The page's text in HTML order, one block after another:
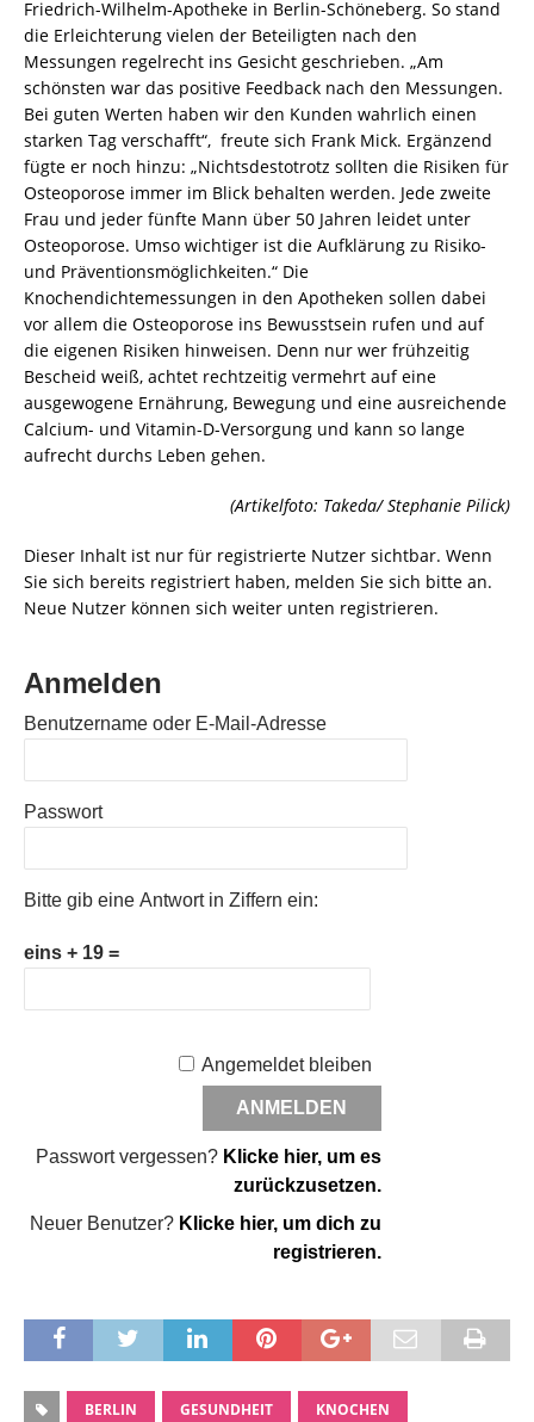
Friedrich-Wilhelm-Apotheke in Berlin-Schöneberg. So stand
die Erleichterung vielen der Beteiligten nach den
Messungen regelrecht ins Gesicht geschrieben. „Am
schönsten war das positive Feedback nach den Messungen.
Bei guten Werten haben wir den Kunden wahrlich einen
starken Tag verschafft“, freute sich Frank Mick. Ergänzend
fügte er noch hinzu: „Nichtsdestotrotz sollten die Risiken für
Osteoporose immer im Blick behalten werden. Jede zweite
Frau und jeder fünfte Mann über 50 Jahren leidet unter
Osteoporose. Umso wichtiger ist die Aufklärung zu Risiko-
und Präventionsmöglichkeiten.“ Die
Knochendichtemessungen in den Apotheken sollen dabei
vor allem die Osteoporose ins Bewusstsein rufen und auf
die eigenen Risiken hinweisen. Denn nur wer frühzeitig
Bescheid weiß, achtet rechtzeitig vermehrt auf eine
ausgewogene Ernährung, Bewegung und eine ausreichende
Calcium- und Vitamin-D-Versorgung und kann so lange
aufrecht durchs Leben gehen.
(Artikelfoto: Takeda/ Stephanie Pilick)
Dieser Inhalt ist nur für registrierte Nutzer sichtbar. Wenn
Sie sich bereits registriert haben, melden Sie sich bitte an.
Neue Nutzer können sich weiter unten registrieren.
Anmelden
Benutzername oder E-Mail-Adresse
Passwort
Bitte gib eine Antwort in Ziffern ein:
eins + 19 =
Angemeldet bleiben
Passwort vergessen? Klicke hier, um es
zurückzusetzen.
Neuer Benutzer? Klicke hier, um dich zu
registrieren.
BERLIN GESUNDHEIT KNOCHEN